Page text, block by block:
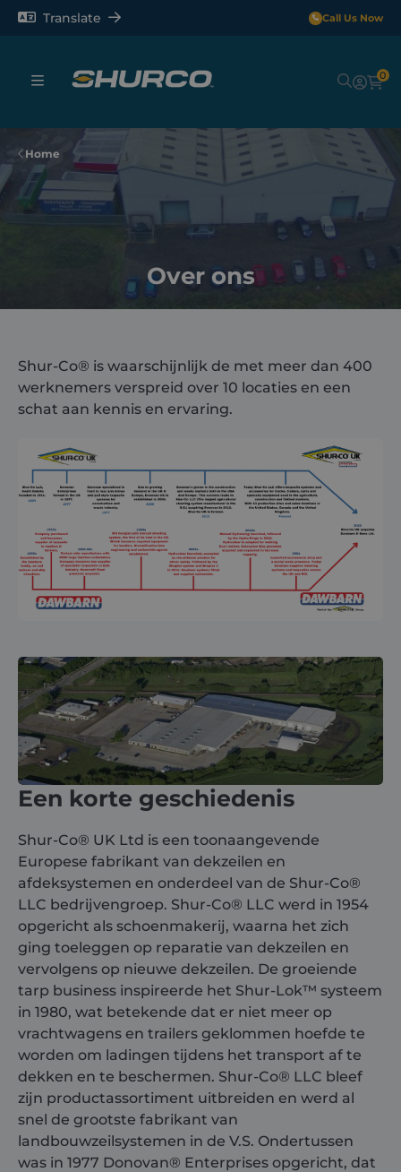
Translate Call Us Now
0
Over ons
Home
Shur-Co® is waarschijnlijk de met meer dan 400
werknemers verspreid over 10 locaties en een
schat aan kennis en ervaring.
Een korte geschiedenis
Shur-Co® UK Ltd is een toonaangevende
Europese fabrikant van dekzeilen en
afdeksystemen en onderdeel van de Shur-Co®
LLC bedrijvengroep. Shur-Co® LLC werd in 1954
opgericht als schoenmakerij, waarna het zich
ging toeleggen op reparatie van dekzeilen en
vervolgens op nieuwe dekzeilen. De groeiende
tarp business inspireerde het Shur-Lok™ systeem
in 1980, wat betekende dat er niet meer op
vrachtwagens en trailers geklommen hoefde te
worden om ladingen tijdens het transport af te
dekken en te beschermen. Shur-Co® LLC bleef
zijn productassortiment uitbreiden en werd al
snel de grootste fabrikant van
landbouwzeilsystemen in de V.S. Ondertussen
was in 1977 Donovan® Enterprises opgericht, dat
Sheeting Systems
Tarps
Shop
About
Careers
Contact